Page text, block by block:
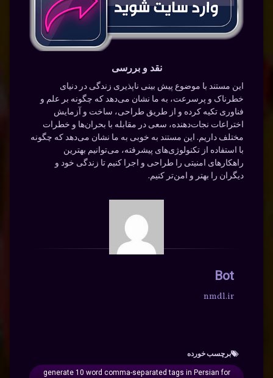
نقد و بررسی
این مستند با موضوع پیش بینی ناپذیری زندگی در دنیای
خطرناک و پرسرعت، به ما نشان می‌دهد که چگونه بر علم و
فناوری تکیه کرده و از طریق طراحی، ساخت و آزمایش
اختراعات نجات‌دهنده، سعی در مقابله با بحران‌ها و خطرات
مختلف داریم. این مستند به خوبی به ما نشان می‌دهد که چگونه
با استفاده از تکنولوژی‌های پیشرفته، می‌توانیم بهترین
راهکارهای امنیتی را طراحی و اجرا کنیم تا زندگی خود و
دیگران را بهتر و امن‌تر کنیم.
Bot
nmdl.ir
برچسب‌ خورده
generate 10 word comma-separated tags in Persian for